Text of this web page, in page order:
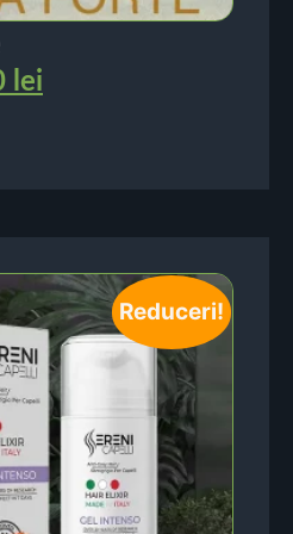
lei
Reduceri!